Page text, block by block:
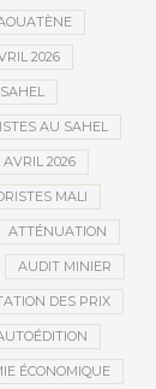
2026
AU SAHEL
2026
MALI
ATTÉNUATION
AUDIT MINIER
DES PRIX
ÉCONOMIQUE